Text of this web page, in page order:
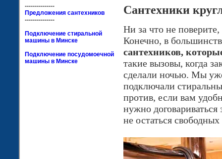
---------------
Предложения сантехников
---------------
Подключение стиральной
машины в Минске
Подключение посудомоечной
машины в Минске
Сантехники
Ни за что не
Конечно, в
сантехников,
такие вызовы, когда
сделали ночью. Мы
подключали
против, если вам
нужно
не остаться